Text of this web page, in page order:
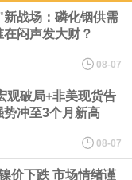
演时表示，报告期内，公司
万元、14,496.56万
快速增长趋势，并形成多项
31日，公司拥有262项专利权
战场：磷化铟供需
闷声发大财？
08-07
观破局+非美现货告
冲至3个月新高
08-07
价下跌 市场情绪谨